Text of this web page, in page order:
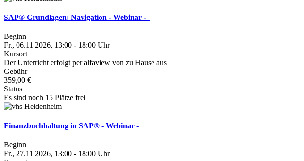
SAP® Grundlagen: Navigation - Webinar -
Beginn
Fr., 06.11.2026, 13:00 - 18:00 Uhr
Kursort
Der Unterricht erfolgt per alfaview von zu Hause aus
Gebühr
359,00 €
Status
Es sind noch 15 Plätze frei
Finanzbuchhaltung in SAP® - Webinar -
Beginn
Fr., 27.11.2026, 13:00 - 18:00 Uhr